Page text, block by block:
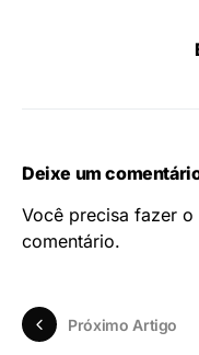
Deixe um
Você precisa fazer o
comentário.
Próximo Artigo